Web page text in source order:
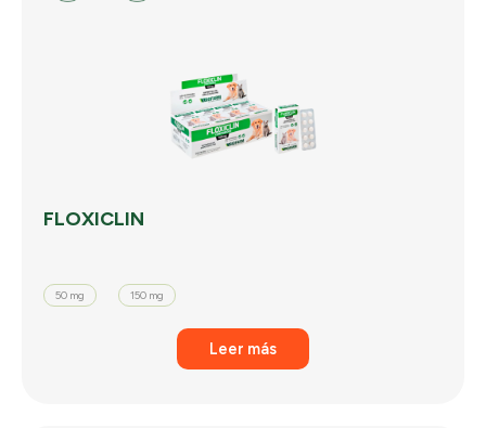
FLOXICLIN
50 mg 150 mg
Leer más